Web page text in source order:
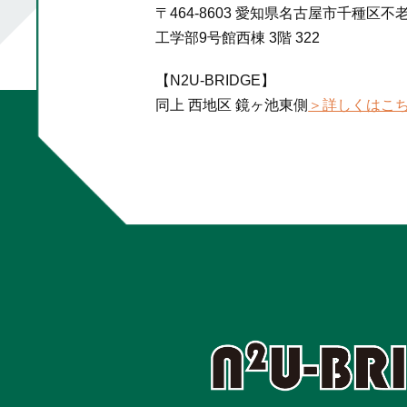
〒464-8603 愛知県名古屋市千種区不
工学部9号館西棟 3階 322
【N2U-BRIDGE】
同上 西地区 鏡ヶ池東側 ＞詳しくはこ